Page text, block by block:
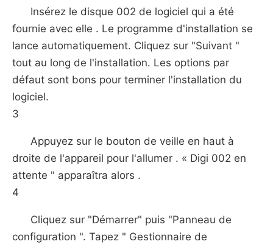
Insérez le disque 002 de logiciel qui a été
fournie avec elle . Le programme d'installation se
lance automatiquement. Cliquez sur "Suivant "
tout au long de l'installation. Les options par
défaut sont bons pour terminer l'installation du
logiciel.
3
Appuyez sur le bouton de veille en haut à
droite de l'appareil pour l'allumer . « Digi 002 en
attente " apparaîtra alors .
4
Cliquez sur "Démarrer" puis "Panneau de
configuration ". Tapez " Gestionnaire de